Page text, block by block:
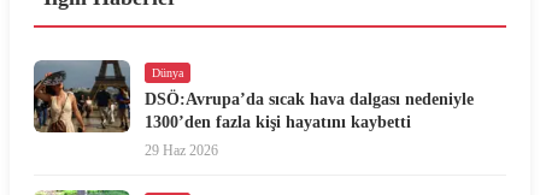
Dünya
DSÖ:Avrupa’da sıcak hava dalgası nedeniyle
1300’den fazla kişi hayatını kaybetti
29 Haz 2026